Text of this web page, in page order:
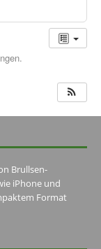
Brullsen-
iPhone und
Format